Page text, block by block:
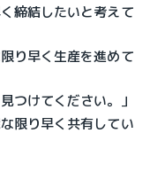
締結したいと考えて
り早く生産を進めて
つけてください。」
限り早く共有してい